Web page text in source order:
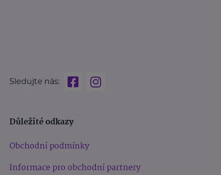
Sledujte nás:
Důležité odkazy
Obchodní podmínky
Informace pro obchodní partnery